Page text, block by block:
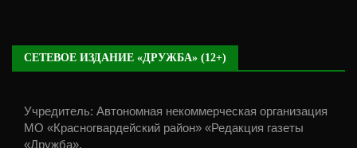
СЕТЕВОЕ ИЗДАНИЕ «ДРУЖБА» (12+)
Учредитель: Автономная некоммерческая организация
МО «Красногвардейский район» «Редакция газеты
«Дружба».